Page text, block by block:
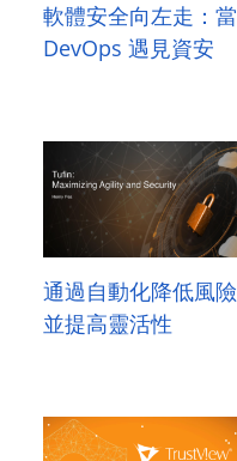
軟體安全向左走：當
DevOps 遇見資安
通過自動化降低風險
並提高靈活性